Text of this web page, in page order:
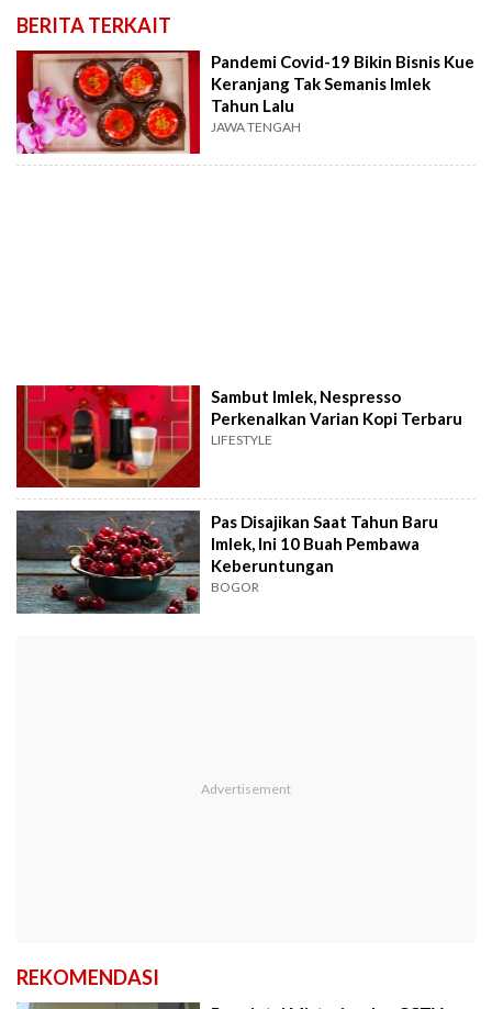
BERITA TERKAIT
Pandemi Covid-19 Bikin Bisnis Kue
Keranjang Tak Semanis Imlek
Tahun Lalu
JAWA TENGAH
Sambut Imlek, Nespresso
Perkenalkan Varian Kopi Terbaru
LIFESTYLE
Pas Disajikan Saat Tahun Baru
Imlek, Ini 10 Buah Pembawa
Keberuntungan
BOGOR
REKOMENDASI